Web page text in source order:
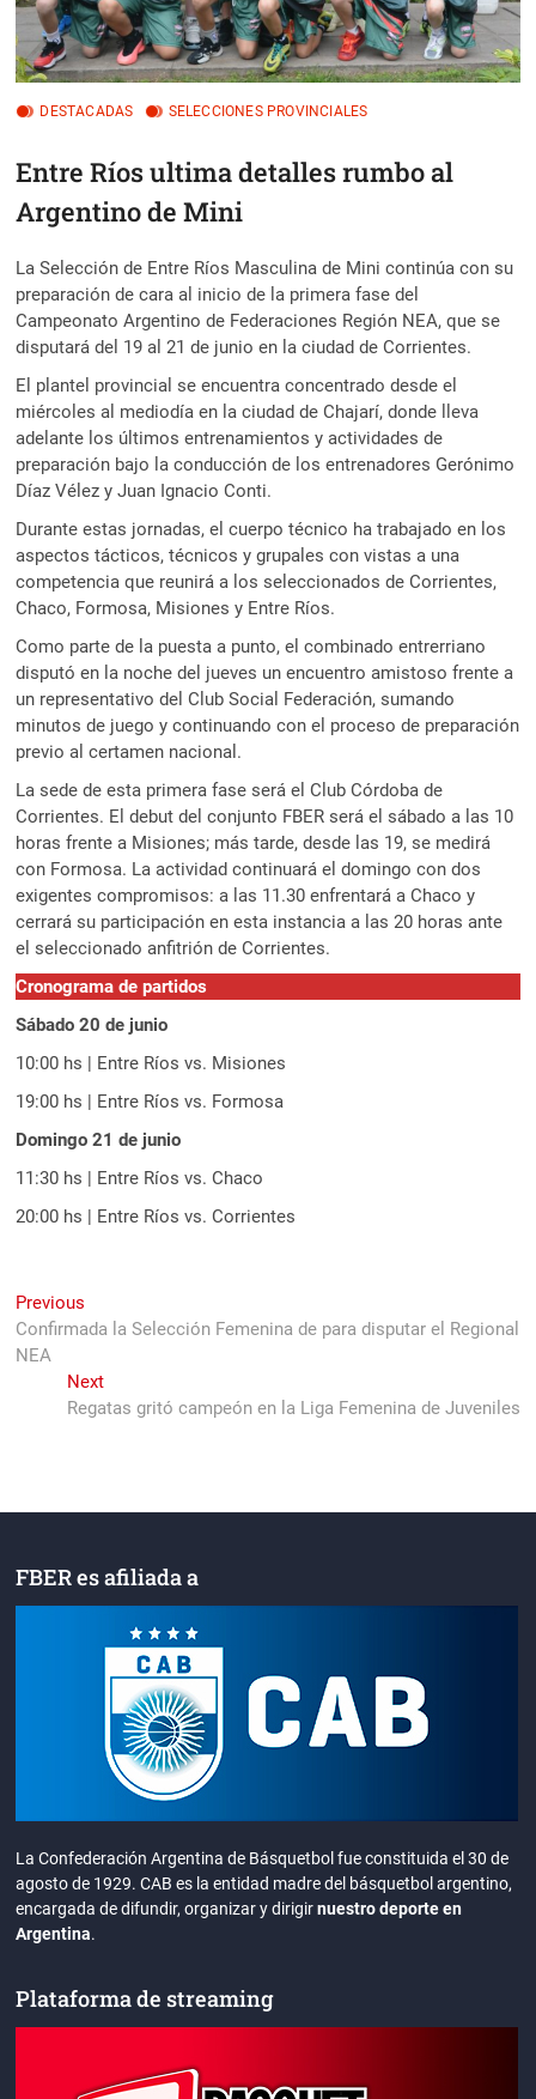
DESTACADAS SELECCIONES PROVINCIALES
Entre Ríos ultima detalles rumbo al
Argentino de Mini
La Selección de Entre Ríos Masculina de Mini continúa con su
preparación de cara al inicio de la primera fase del
Campeonato Argentino de Federaciones Región NEA, que se
disputará del 19 al 21 de junio en la ciudad de Corrientes.
El plantel provincial se encuentra concentrado desde el
miércoles al mediodía en la ciudad de Chajarí, donde lleva
adelante los últimos entrenamientos y actividades de
preparación bajo la conducción de los entrenadores Gerónimo
Díaz Vélez y Juan Ignacio Conti.
Durante estas jornadas, el cuerpo técnico ha trabajado en los
aspectos tácticos, técnicos y grupales con vistas a una
competencia que reunirá a los seleccionados de Corrientes,
Chaco, Formosa, Misiones y Entre Ríos.
Como parte de la puesta a punto, el combinado entrerriano
disputó en la noche del jueves un encuentro amistoso frente a
un representativo del Club Social Federación, sumando
minutos de juego y continuando con el proceso de preparación
previo al certamen nacional.
La sede de esta primera fase será el Club Córdoba de
Corrientes. El debut del conjunto FBER será el sábado a las 10
horas frente a Misiones; más tarde, desde las 19, se medirá
con Formosa. La actividad continuará el domingo con dos
exigentes compromisos: a las 11.30 enfrentará a Chaco y
cerrará su participación en esta instancia a las 20 horas ante
el seleccionado anfitrión de Corrientes.
Cronograma de partidos
Sábado 20 de junio
10:00 hs | Entre Ríos vs. Misiones
19:00 hs | Entre Ríos vs. Formosa
Domingo 21 de junio
11:30 hs | Entre Ríos vs. Chaco
20:00 hs | Entre Ríos vs. Corrientes
Navegación
de
entradas
Previous
post:
Confirmada la Selección Femenina de para disputar el Regional
NEA
NextNext
post:
Regatas gritó campeón en la Liga Femenina de Juveniles
FBER es afiliada a
La Confederación Argentina de Básquetbol fue constituida el 30 de
agosto de 1929. CAB es la entidad madre del básquetbol argentino,
encargada de difundir, organizar y dirigirnuestro deporte en
Argentina.
Plataforma de streaming